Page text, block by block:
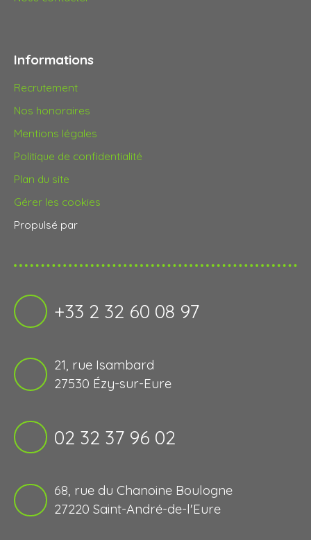
Informations
Recrutement
Nos honoraires
Mentions légales
Politique de confidentialité
Plan du site
Gérer les cookies
Propulsé par
+33 2 32 60 08 97
21, rue Isambard
27530 Ézy-sur-Eure
02 32 37 96 02
68, rue du Chanoine Boulogne
27220 Saint-André-de-l'Eure